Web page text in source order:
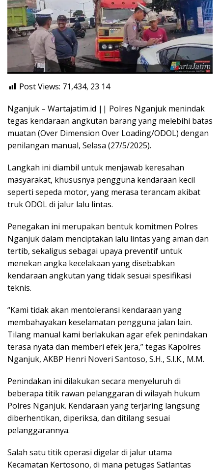
Post Views: 71,434, 23 14
Nganjuk – Wartajatim.id || Polres Nganjuk menindak
tegas kendaraan angkutan barang yang melebihi batas
muatan (Over Dimension Over Loading/ODOL) dengan
penilangan manual, Selasa (27/5/2025).
Langkah ini diambil untuk menjawab keresahan
masyarakat, khususnya pengguna kendaraan kecil
seperti sepeda motor, yang merasa terancam akibat
truk ODOL di jalur lalu lintas.
Penegakan ini merupakan bentuk komitmen Polres
Nganjuk dalam menciptakan lalu lintas yang aman dan
tertib, sekaligus sebagai upaya preventif untuk
menekan angka kecelakaan yang disebabkan
kendaraan angkutan yang tidak sesuai spesifikasi
teknis.
“Kami tidak akan mentoleransi kendaraan yang
membahayakan keselamatan pengguna jalan lain.
Tilang manual kami berlakukan agar efek penindakan
terasa nyata dan memberi efek jera,” tegas Kapolres
Nganjuk, AKBP Henri Noveri Santoso, S.H., S.I.K., M.M.
Penindakan ini dilakukan secara menyeluruh di
beberapa titik rawan pelanggaran di wilayah hukum
Polres Nganjuk. Kendaraan yang terjaring langsung
diberhentikan, diperiksa, dan ditilang sesuai
pelanggarannya.
Salah satu titik operasi digelar di jalur utama
Kecamatan Kertosono, di mana petugas Satlantas